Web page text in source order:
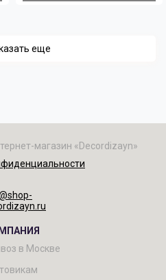
еще
магазин «Decordizayn»
в Москве